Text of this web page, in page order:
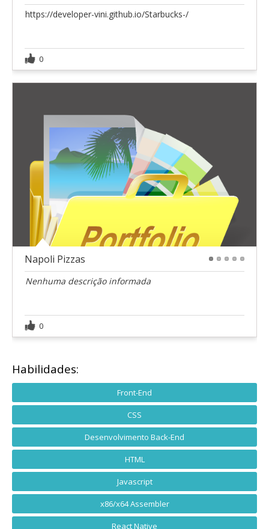
https://developer-vini.github.io/Starbucks-/
0
Napoli Pizzas
Nenhuma descrição informada
0
Habilidades:
Front-End
CSS
Desenvolvimento Back-End
HTML
Javascript
x86/x64 Assembler
React Native